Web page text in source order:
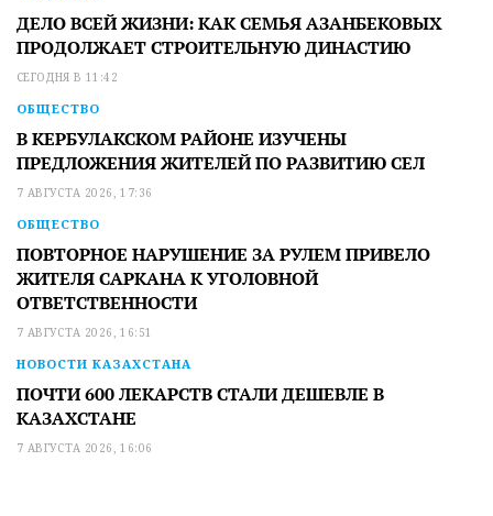
ДЕЛО ВСЕЙ ЖИЗНИ: КАК СЕМЬЯ АЗАНБЕКОВЫХ
ПРОДОЛЖАЕТ СТРОИТЕЛЬНУЮ ДИНАСТИЮ
СЕГОДНЯ В 11:42
ОБЩЕСТВО
В КЕРБУЛАКСКОМ РАЙОНЕ ИЗУЧЕНЫ
ПРЕДЛОЖЕНИЯ ЖИТЕЛЕЙ ПО РАЗВИТИЮ СЕЛ
7 АВГУСТА 2026, 17:36
ОБЩЕСТВО
ПОВТОРНОЕ НАРУШЕНИЕ ЗА РУЛЕМ ПРИВЕЛО
ЖИТЕЛЯ САРКАНА К УГОЛОВНОЙ
ОТВЕТСТВЕННОСТИ
7 АВГУСТА 2026, 16:51
НОВОСТИ КАЗАХСТАНА
ПОЧТИ 600 ЛЕКАРСТВ СТАЛИ ДЕШЕВЛЕ В
КАЗАХСТАНЕ
7 АВГУСТА 2026, 16:06